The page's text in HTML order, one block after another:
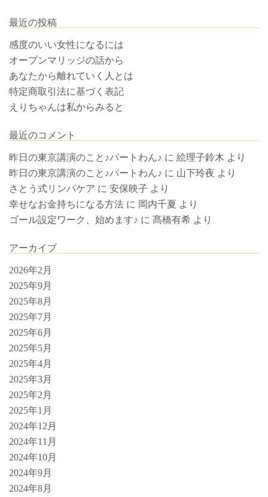
最近の投稿
感度のいい女性になるには
オープンマリッジの話から
あなたから離れていく人とは
特定商取引法に基づく表記
えりちゃんは私からみると
最近のコメント
昨日の東京講演のこと♪パートわん♪ に 絵理子鈴木 より
昨日の東京講演のこと♪パートわん♪ に 山下玲夜 より
さとう式リンパケア に 安保映子 より
幸せなお金持ちになる方法 に 岡内千夏 より
ゴール設定ワーク、始めます♪ に 髙橋有希 より
アーカイブ
2026年2月
2025年9月
2025年8月
2025年7月
2025年6月
2025年5月
2025年4月
2025年3月
2025年2月
2025年1月
2024年12月
2024年11月
2024年10月
2024年9月
2024年8月